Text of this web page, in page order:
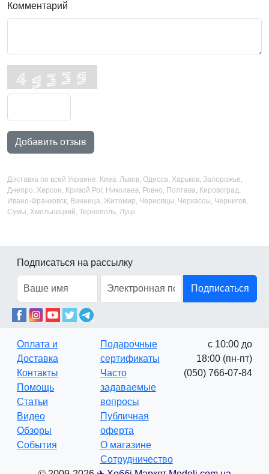
Комментарий
Добавить отзыв
Доставка по всей Украине: Киев, Львов, Одесса, Харьков, Запорожье,
Днепро, Херсон, Кривой Рог, Николаев, Ровно, Полтава, Кировоград,
Ивано-Франковск, Винница, Житомир, Черновцы, Черкассы, Чернигов,
Сумы, Хмельницкий, Тернополь, Луцк
Подписаться на рассылку
Подписаться
Оплата и
Доставка
Контакты
Помощь
Статьи
Видео
Обзоры
События
Подарочные
сертификаты
Часто
задаваемые
вопросы
Публичная
оферта
О магазине
Сотрудничество
с 10:00 до
18:00 (пн-пт)
(050) 766-07-84